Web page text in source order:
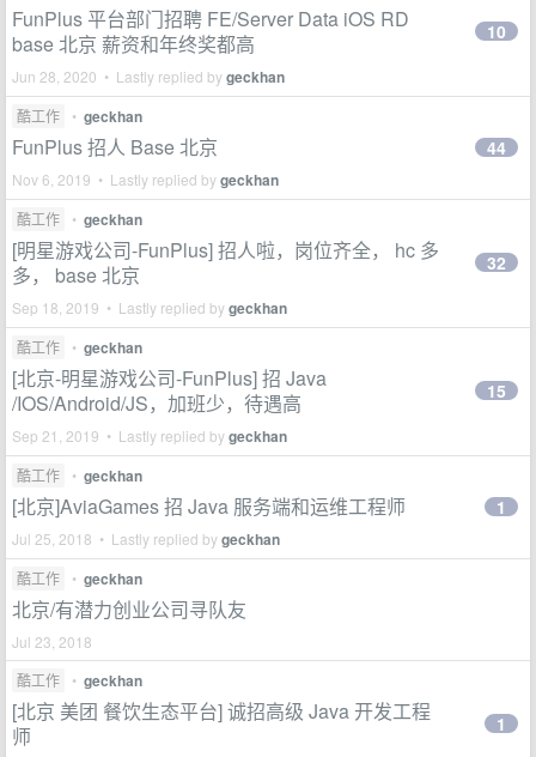
FunPlus 平台部门招聘 FE/Server Data iOS RD
base 北京 薪资和年终奖都高
Jun 28, 2020 • Lastly replied bygeckhan
10
酷工作 • geckhan
FunPlus 招人 Base 北京
Nov 6, 2019 • Lastly replied bygeckhan
44
酷工作 • geckhan
[明星游戏公司-FunPlus] 招人啦，岗位齐全， hc 多
多， base 北京
Sep 18, 2019 • Lastly replied bygeckhan
32
酷工作 • geckhan
[北京-明星游戏公司-FunPlus] 招 Java
/IOS/Android/JS，加班少，待遇高
Sep 21, 2019 • Lastly replied bygeckhan
15
酷工作 • geckhan
[北京]AviaGames 招 Java 服务端和运维工程师
Jul 25, 2018 • Lastly replied bygeckhan
1
酷工作 • geckhan
北京/有潜力创业公司寻队友
Jul 23, 2018
酷工作
• geckhan
[北京 美团 餐饮生态平台] 诚招高级 Java 开发工程
师
1